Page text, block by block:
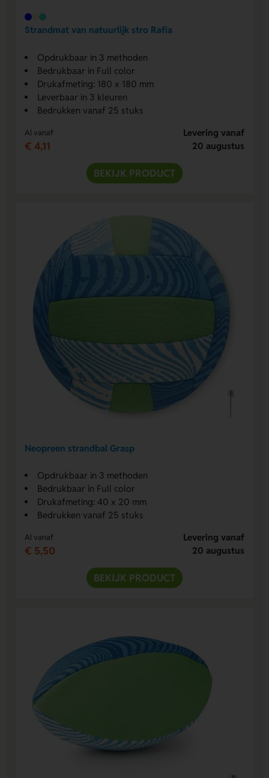
Strandmat van natuurlijk stro Rafia
Opdrukbaar in 3 methoden
Bedrukbaar in Full color
Drukafmeting: 180 x 180 mm
Leverbaar in 3 kleuren
Bedrukken vanaf 25 stuks
Al vanaf
€ 4,11
Levering vanaf
20 augustus
BEKIJK PRODUCT
Neopreen strandbal Grasp
Opdrukbaar in 3 methoden
Bedrukbaar in Full color
Drukafmeting: 40 x 20 mm
Bedrukken vanaf 25 stuks
Al vanaf
€ 5,50
Levering vanaf
20 augustus
BEKIJK PRODUCT